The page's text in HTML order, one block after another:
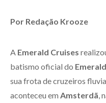
Por Redação Krooze
A Emerald Cruises
batismo oficial do
sua frota de cruzeiros
aconteceu em Amsterdã ,